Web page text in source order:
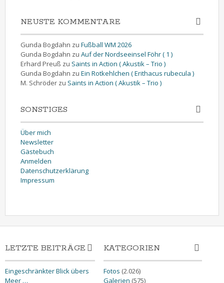
NEUSTE KOMMENTARE
Gunda Bogdahn zu Fußball WM 2026
Gunda Bogdahn zu Auf der Nordseeinsel Föhr ( 1 )
Erhard Preuß zu Saints in Action ( Akustik – Trio )
Gunda Bogdahn zu Ein Rotkehlchen ( Erithacus rubecula )
M. Schröder zu Saints in Action ( Akustik – Trio )
SONSTIGES
Über mich
Newsletter
Gästebuch
Anmelden
Datenschutzerklärung
Impressum
LETZTE BEITRÄGE
Eingeschränkter Blick übers
Meer …
KATEGORIEN
Fotos (2.026)
Galerien (575)